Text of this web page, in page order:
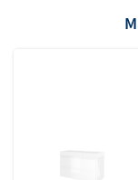
Flexibele
Of je nu kiest
rustige look, of
meer dynamiek,